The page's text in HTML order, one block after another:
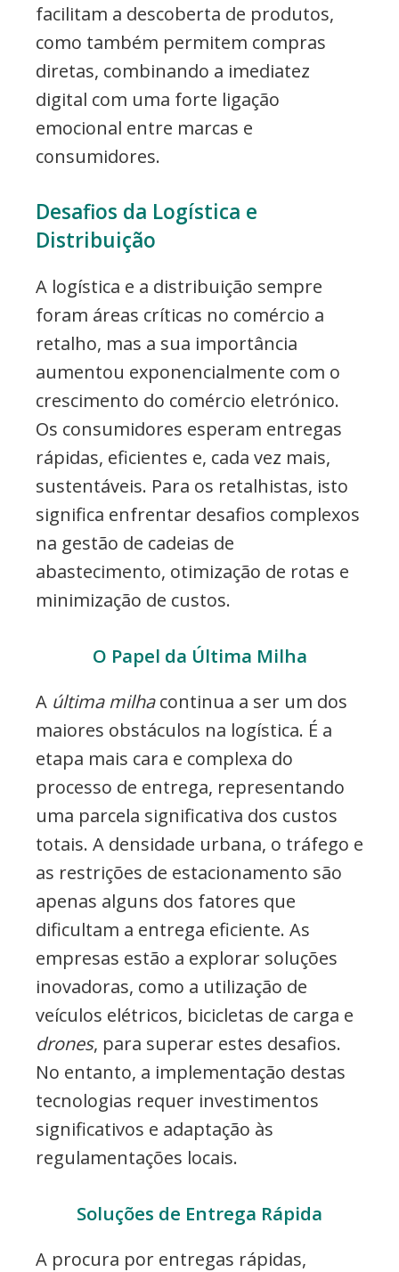
facilitam a descoberta de produtos,
como também permitem compras
diretas, combinando a imediatez
digital com uma forte ligação
emocional entre marcas e
consumidores.
Desafios da Logística e
Distribuição
A logística e a distribuição sempre
foram áreas críticas no comércio a
retalho, mas a sua importância
aumentou exponencialmente com o
crescimento do comércio eletrónico.
Os consumidores esperam entregas
rápidas, eficientes e, cada vez mais,
sustentáveis. Para os retalhistas, isto
significa enfrentar desafios complexos
na gestão de cadeias de
abastecimento, otimização de rotas e
minimização de custos.
O Papel da Última Milha
A última milhacontinua a ser um dos
maiores obstáculos na logística. É a
etapa mais cara e complexa do
processo de entrega, representando
uma parcela significativa dos custos
totais. A densidade urbana, o tráfego e
as restrições de estacionamento são
apenas alguns dos fatores que
dificultam a entrega eficiente. As
empresas estão a explorar soluções
inovadoras, como a utilização de
veículos elétricos, bicicletas de carga e
drones, para superar estes desafios.
No entanto, a implementação destas
tecnologias requer investimentos
significativos e adaptação às
regulamentações locais.
Soluções de Entrega Rápida
A procura por entregas rápidas,